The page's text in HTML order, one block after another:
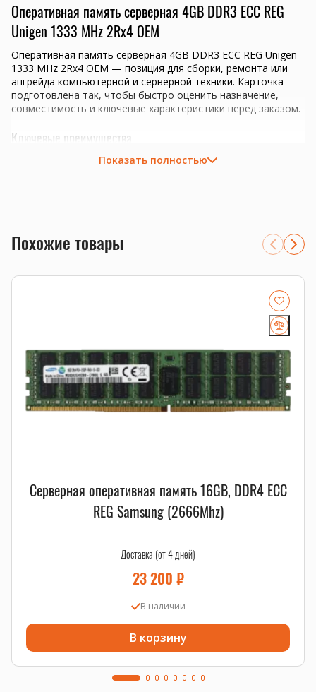
Оперативная память серверная 4GB DDR3 ECC REG
Unigen 1333 MHz 2Rx4 OEM
Оперативная память серверная 4GB DDR3 ECC REG Unigen
1333 MHz 2Rx4 OEM — позиция для сборки, ремонта или
апгрейда компьютерной и серверной техники. Карточка
подготовлена так, чтобы быстро оценить назначение,
совместимость и ключевые характеристики перед заказом.
Ключевые преимущества
Объем 4GB для апгрейда совместимой системы.
работа 24/7
расширение существующего сервера с проверкой
подходящую плату, процессор, память, накопитель или
серверную корзину под вашу конфигурацию. Для серверных
комплектующих особенно важно сверить поколение
платформы, форм-фактор, интерфейс и part number.
Смотрите также
Показать полностью
Похожие товары
Серверная оперативная память 16GB, DDR4 ECC
REG Samsung (2666Mhz)
Доставка (от 4 дней)
23 200 ₽
В наличии
В корзину